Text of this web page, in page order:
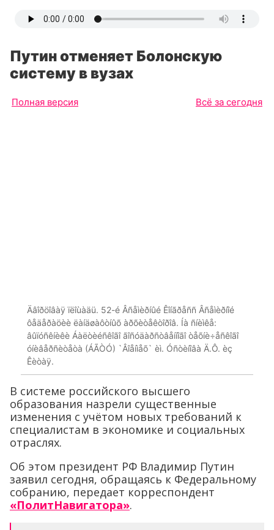
Путин отменяет Болонскую
систему в вузах
Полная версия Всё за сегодня
Äâîðöîâàÿ ïëîùàäü. 52-é Âñåìèðíûé Êîíãðåññ Âñåìèðíîé
ôåäåðàöèè ëàíäøàôòíûõ àðõèòåêòîðîâ. Íà ñíèìêå:
âûïóñêíèêè Áàëòèéñêîãî ãîñóäàðñòâåííîãî òåõíè÷åñêîãî
óíèâåðñèòåòà (ÁÃÒÓ) `Âîåíìåõ` èì. Óñòèíîâà Ä.Ô. èç
Êèòàÿ.
В системе российского высшего
образования назрели существенные
изменения с учётом новых требований к
специалистам в экономике и социальных
отраслях.
Об этом президент РФ Владимир Путин
заявил сегодня, обращаясь к Федеральному
собранию, передает корреспондент
«ПолитНавигатора».